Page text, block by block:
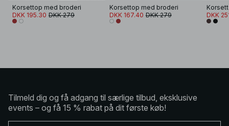
Korsettop med broderi
DKK 195.30 DKK 279
Korsettop med broderi
DKK 167.40 DKK 279 DKK
Tilmeld dig og få adgang til særlige tilbud, eksklusive
events – og få 15 % rabat på dit første køb!